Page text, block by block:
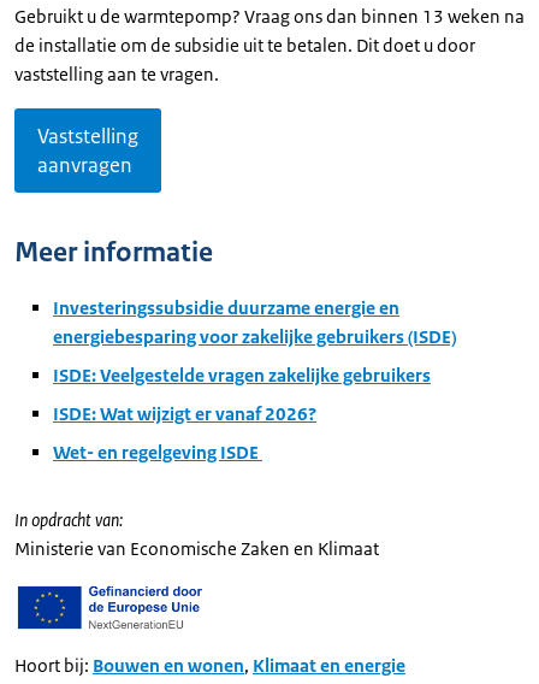
Gebruikt u de warmtepomp? Vraag ons dan binnen 13 weken na
de installatie om de subsidie uit te betalen. Dit doet u door
vaststelling aan te vragen.
Vaststelling
aanvragen
Meer informatie
Investeringssubsidie duurzame energie en
energiebesparing voor zakelijke gebruikers (ISDE)
ISDE: Veelgestelde vragen zakelijke gebruikers
ISDE: Wat wijzigt er vanaf 2026?
Wet- en regelgeving ISDE
In opdracht van:
Ministerie van Economische Zaken en Klimaat
Hoort bij: Bouwen en wonen, Klimaat en energie